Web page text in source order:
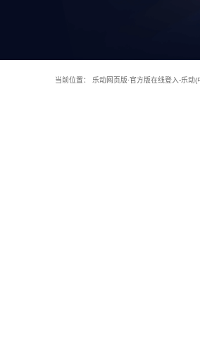
当前位置： 乐动网页版·官方版在线登入-乐动(